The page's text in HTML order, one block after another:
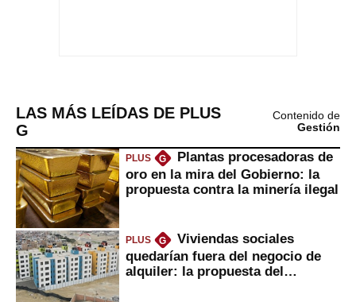
LAS MÁS LEÍDAS DE PLUS
G
Contenido de
Gestión
PLUS G
Plantas procesadoras de
oro en la mira del Gobierno: la
propuesta contra la minería ilegal
PLUS G
Viviendas sociales
quedarían fuera del negocio de
alquiler: la propuesta del